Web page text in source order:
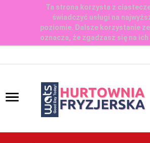
Ta strona korzysta z
świadczyć usługi na
poziomie. Dalsze korzystanie
oznacza, że zgadzasz się na ich